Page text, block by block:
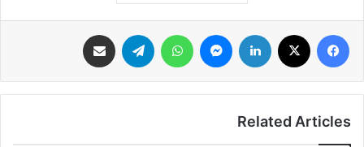
فيسبوك لينكدإن ماسنجر واتساب تيلقرام
Related Articles